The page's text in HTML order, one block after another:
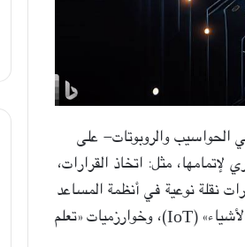
الحواسيب والروبوتات- على
لإتمامها، مثل: اتخاذ القرارات،
نقلة نوعية في أنظمة المساعد
الافتراضي الذكية مثل نظام (Siri) المدمَج بأجهزة (IPhone)، وأجهزة «إنترنت الأشياء» (IoT)، وخوارزميات «تعلم